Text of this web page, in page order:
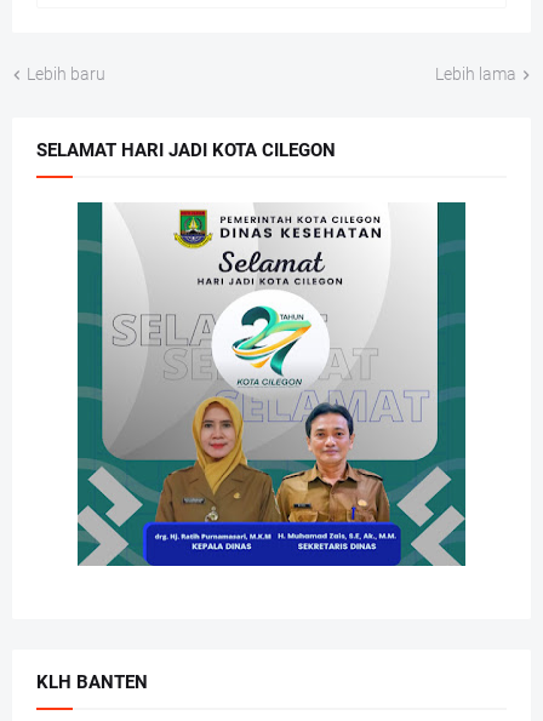
Lebih baru Lebih lama
SELAMAT HARI JADI KOTA CILEGON
KLH BANTEN